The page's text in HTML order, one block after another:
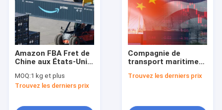
Amazon FBA Fret de
Chine aux États-Unis
expéditeur
MOQ:1 kg et plus
Trouvez les derniers prix
Compagnie de
transport maritime
dédouanement
Trouvez les derniers prix